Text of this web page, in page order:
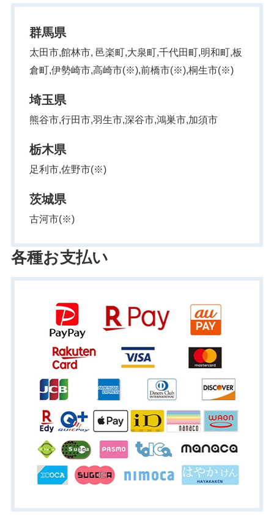
群馬県
太田市,館林市, 邑楽町,大泉町,千代田町,明和町,板
倉町,伊勢崎市,高崎市(※),前橋市(※),桐生市(※)
埼玉県
熊谷市,行田市,羽生市,深谷市,鴻巣市,加須市
栃木県
足利市,佐野市(※)
茨城県
古河市(※)
各種お支払い